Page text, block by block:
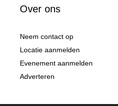
Over ons
Neem contact op
Locatie aanmelden
Evenement aanmelden
Adverteren